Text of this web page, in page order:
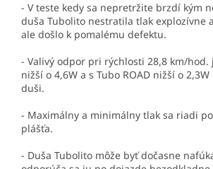
- V teste kedy sa nepretržite brzdí kým
duša Tubolito nestratila tlak explozívne
ale došlo k pomalému defektu.
- Valivý odpor pri rýchlosti 28,8 km/hod.
nižší o 4,6W a s Tubo ROAD nižší o
duši.
- Maximálny a minimálny tlak sa riadi
plášťa.
- Duša Tubolito môže byť dočasne